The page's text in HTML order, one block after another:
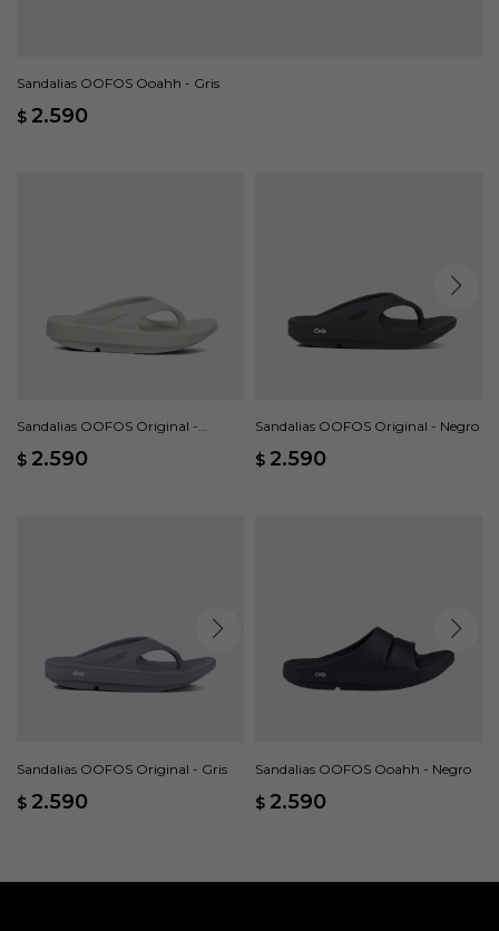
Sandalias OOFOS Ooahh - Gris
$ 2.590
Sandalias OOFOS Original -
$ 2.590
Sandalias OOFOS Original - Negro
$ 2.590
Sandalias OOFOS Original - Gris
$ 2.590
Sandalias OOFOS Ooahh - Negro
$ 2.590